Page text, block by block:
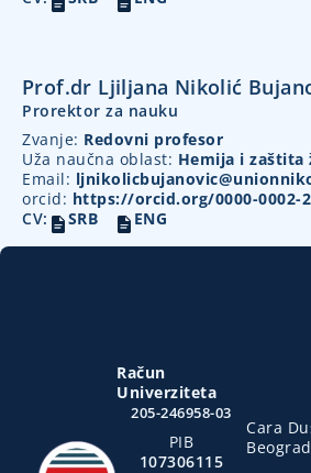
Prof.dr Ljiljana Nikolić
Prorektor za nauku
Zvanje: Redovni profesor
Uža naučna oblast: Hemija i zaštita
Email:
orcid: https://orcid.org/0000-0002-
CV:
SRB ENG
Račun
Univerziteta
205-246958-03
PIB
107306115
Cara
Beograd